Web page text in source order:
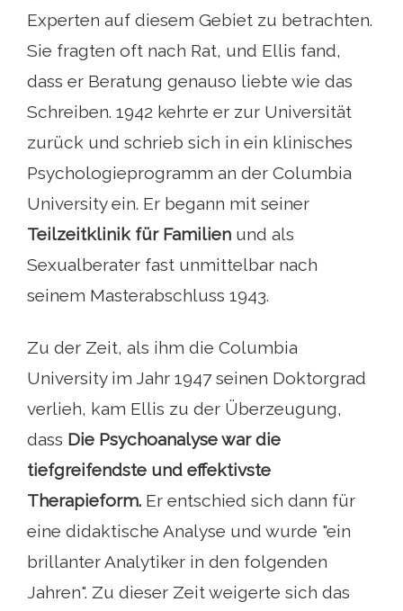
Experten auf diesem Gebiet zu betrachten.
Sie fragten oft nach Rat, und Ellis fand,
dass er Beratung genauso liebte wie das
Schreiben. 1942 kehrte er zur Universität
zurück und schrieb sich in ein klinisches
Psychologieprogramm an der Columbia
University ein. Er begann mit seiner
Teilzeitklinik für Familien und als
Sexualberater fast unmittelbar nach
seinem Masterabschluss 1943.
Zu der Zeit, als ihm die Columbia
University im Jahr 1947 seinen Doktorgrad
verlieh, kam Ellis zu der Überzeugung,
dass Die Psychoanalyse war die
tiefgreifendste und effektivste
Therapieform. Er entschied sich dann für
eine didaktische Analyse und wurde "ein
brillanter Analytiker in den folgenden
Jahren". Zu dieser Zeit weigerte sich das